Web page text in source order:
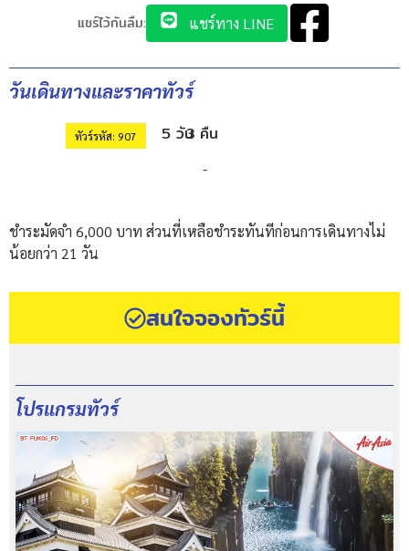
แชร์ไว้กันลืม: แชร์ทาง LINE
วันเดินทางและราคาทัวร์
ทัวร์รหัส: 907 5 วัน3 คืน
-
ชำระมัดจำ 6,000 บาท ส่วนที่เหลือชำระทันทีก่อนการเดินทางไม่
น้อยกว่า 21 วัน
สนใจจองทัวร์นี้
โปรแกรมทัวร์